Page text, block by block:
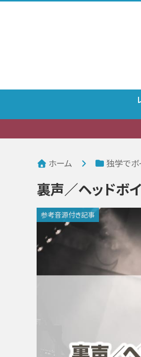
ホーム 独学でボ
裏声／ヘッドボ
参考音源付き記事